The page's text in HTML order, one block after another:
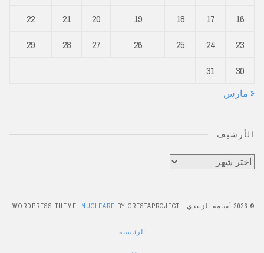
16
17
18
19
20
21
22
23
24
25
26
27
28
29
30
31
« مارس
الأرشيف
الأرشيف
© 2026 أسامة الزبيدي |
WORDPRESS THEME: NUCLEARE BY CRESTAPROJECT.
الرئيسية